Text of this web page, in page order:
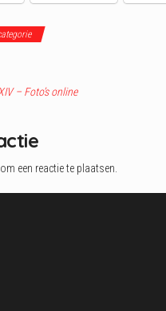
– Foto’s online
om een reactie te plaatsen.